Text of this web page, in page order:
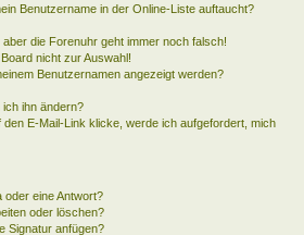
Benutzername in der Online-Liste auftaucht?
die Forenuhr geht immer noch falsch!
nicht zur Auswahl!
Benutzernamen angezeigt werden?
ihn ändern?
E-Mail-Link klicke, werde ich aufgefordert, mich
oder eine Antwort?
oder löschen?
Signatur anfügen?